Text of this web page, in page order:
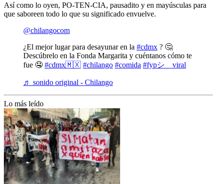
Así como lo oyen, PO-TEN-CIA, pausadito y en mayúsculas para
que saboreen todo lo que su significado envuelve.
@chilangocom
¿El mejor lugar para desayunar en la #cdmx ? 🤔
Descúbrelo en la Fonda Margarita y cuéntanos cómo te
fue 🤤 #cdmx🇲🇽 #chilango #comida #fypシ゚viral
♬ sonido original - Chilango
Lo más leído